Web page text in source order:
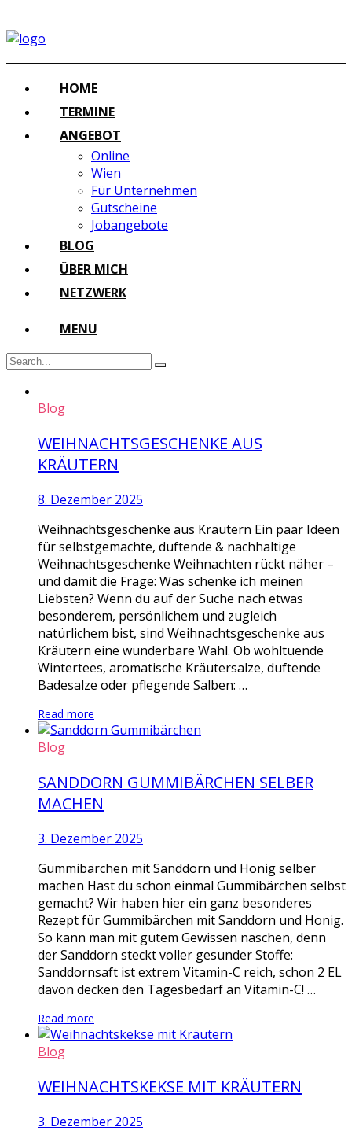
HOME
TERMINE
ANGEBOT
Online
Wien
Für Unternehmen
Gutscheine
Jobangebote
BLOG
ÜBER MICH
NETZWERK
MENU
Blog
WEIHNACHTSGESCHENKE AUS
KRÄUTERN
8. Dezember 2025
Weihnachtsgeschenke aus Kräutern Ein paar Ideen
für selbstgemachte, duftende & nachhaltige
Weihnachtsgeschenke Weihnachten rückt näher –
und damit die Frage: Was schenke ich meinen
Liebsten? Wenn du auf der Suche nach etwas
besonderem, persönlichem und zugleich
natürlichem bist, sind Weihnachtsgeschenke aus
Kräutern eine wunderbare Wahl. Ob wohltuende
Wintertees, aromatische Kräutersalze, duftende
Badesalze oder pflegende Salben: …
Read more
Blog
SANDDORN GUMMIBÄRCHEN SELBER
MACHEN
3. Dezember 2025
Gummibärchen mit Sanddorn und Honig selber
machen Hast du schon einmal Gummibärchen selbst
gemacht? Wir haben hier ein ganz besonderes
Rezept für Gummibärchen mit Sanddorn und Honig.
So kann man mit gutem Gewissen naschen, denn
der Sanddorn steckt voller gesunder Stoffe:
Sanddornsaft ist extrem Vitamin-C reich, schon 2 EL
davon decken den Tagesbedarf an Vitamin-C! …
Read more
Blog
WEIHNACHTSKEKSE MIT KRÄUTERN
3. Dezember 2025